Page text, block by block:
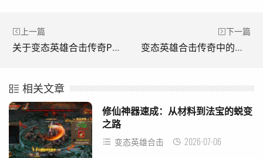
上一篇
关于变态英雄合击传奇PK的一些感想。(关于变态英雄攻击传奇PK的一些思考。)
下一篇
变态英雄合击传奇中的散人打宝地图。(《变形金刚进击传奇中的三人藏宝图。)
相关文章
修仙神器速成：从材料到法宝的蜕变
之路
变态英雄合击 2026-07-06